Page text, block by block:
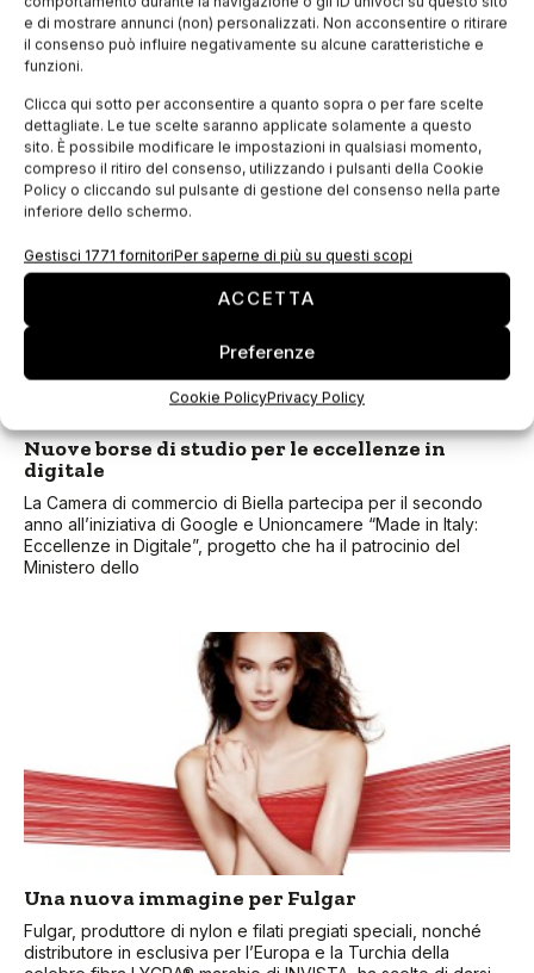
e di mostrare annunci (non) personalizzati. Non acconsentire o ritirare
il consenso può influire negativamente su alcune caratteristiche e
funzioni.
Clicca qui sotto per acconsentire a quanto sopra o per fare scelte
dettagliate. Le tue scelte saranno applicate solamente a questo
sito. È possibile modificare le impostazioni in qualsiasi momento,
compreso il ritiro del consenso, utilizzando i pulsanti della Cookie
Policy o cliccando sul pulsante di gestione del consenso nella parte
inferiore dello schermo.
Gestisci 1771 fornitoriPer saperne di più su questi scopi
ACCETTA
Preferenze
Cookie PolicyPrivacy Policy
Rosa Genoni, la milanese che inventò il Made in
Italy, in mostra a settembre
Dal 15 al 30 settembre 2015 si terrà una mostra documentaria
inedita sulla milanese Rosa Genoni creatrice di moda,
imprenditrice e suffragetta, che partecipò all’Expo di Milano
del 1906. La
Nuove borse di studio per le eccellenze in
digitale
La Camera di commercio di Biella partecipa per il secondo
anno all’iniziativa di Google e Unioncamere “Made in Italy:
Eccellenze in Digitale”, progetto che ha il patrocinio del
Ministero dello
Una nuova immagine per Fulgar
Fulgar, produttore di nylon e filati pregiati speciali, nonché
distributore in esclusiva per l’Europa e la Turchia della